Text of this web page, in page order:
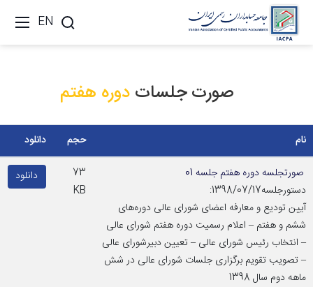
EN
صورت جلساتدوره هفتم
نام حجم
دانلود
صورتجلسه دوره هفتم جلسه 01
دستورجلسه1398/07/17:
آیین تودیع و معارفه اعضای شورای عالی دوره‌های
ششم و هفتم – اعلام رسمیت دوره هفتم شورای عالی
– انتخاب رئیس شورای عالی – تعیین دبیرشورای عالی
– تصویب تقویم برگزاری جلسات شورای عالی در شش
ماهه دوم سال 1398
73
KB
دانلود